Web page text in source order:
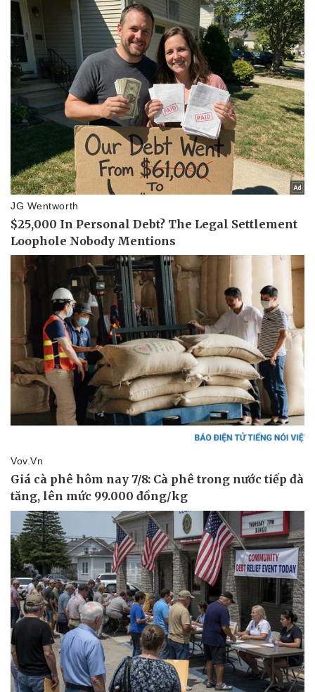
Pháp luật
Vụ án
Tin nóng
Tư vấn luật
Quân sự - Quốc phòng
Vũ khí
Việt Nam
Phân tích
Thể thao
Ô tô - Xe máy